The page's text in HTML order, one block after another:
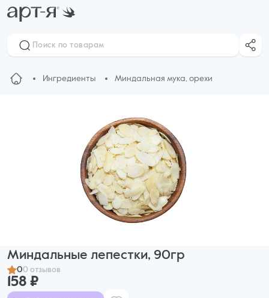
Ингредиенты Миндальная мука, орехи
Миндальные лепестки, 90гр
00 отзывов
158 ₽